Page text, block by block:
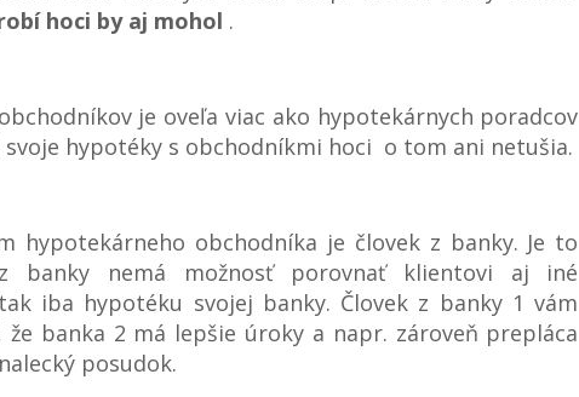
hoci by aj mohol .
je oveľa viac ako hypotekárnych poradcov
hypotéky s obchodníkmi hoci o tom ani netušia.
hypotekárneho obchodníka je človek z banky. Je to
banky nemá možnosť porovnať klientovi aj iné
iba hypotéku svojej banky. Človek z banky 1 vám
že banka 2 má lepšie úroky a napr. zároveň prepláca
posudok.